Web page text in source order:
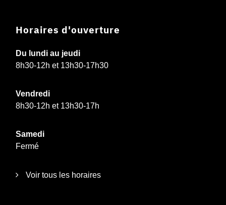
Horaires d'ouverture
Du lundi au jeudi
8h30-12h et 13h30-17h30
Vendredi
8h30-12h et 13h30-17h
Samedi
Fermé
Voir tous les horaires